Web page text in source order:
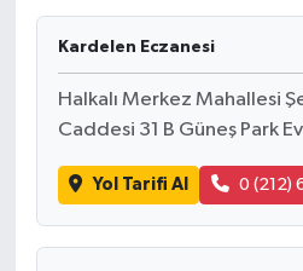
Kardelen Eczanesi
Halkalı Merkez Mahallesi
Caddesi 31 B Güneş Park
Yol Tarifi Al 0 (212)